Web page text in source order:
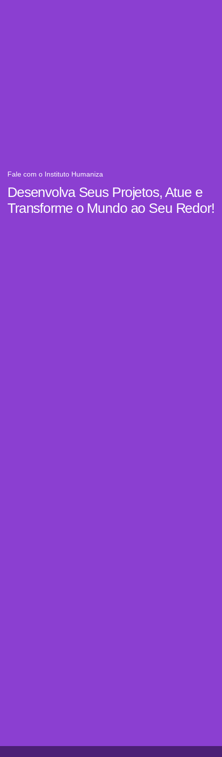
Fale com o Instituto Humaniza
Desenvolva Seus Projetos, Atue e
Transforme o Mundo ao Seu Redor!